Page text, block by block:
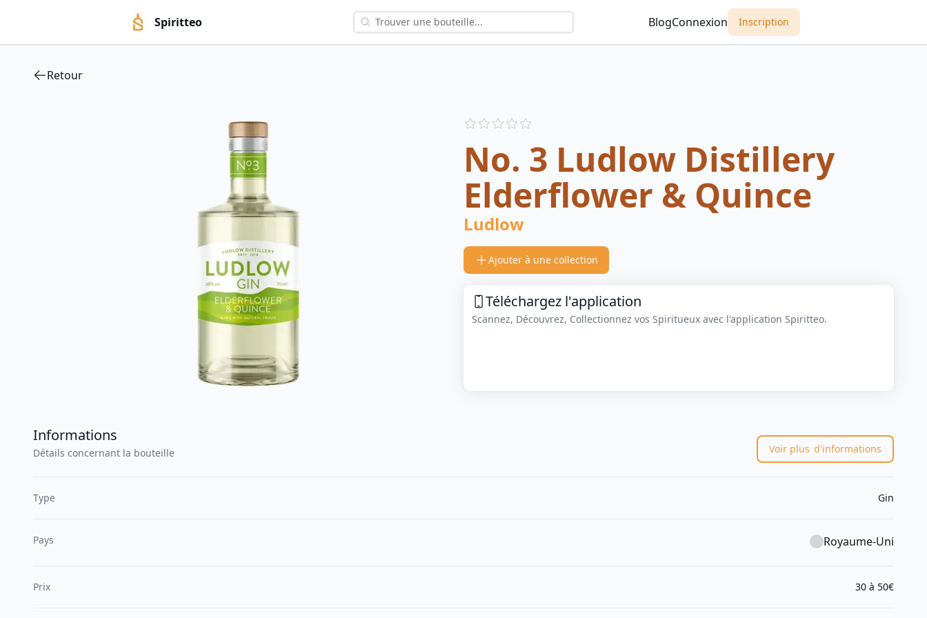
Spiritteo BlogConnexion Inscription
Retour
Reviews
No. 3 Ludlow Distillery
Elderflower & Quince
Ludlow
Ajouter à une collection
Téléchargez l'application
Scannez, Découvrez, Collectionnez vos Spiritueux avec l'application Spiritteo.
Informations
Détails concernant la bouteille Voir plus d'informations
Type Gin
Pays Royaume-Uni
Prix 30 à 50€